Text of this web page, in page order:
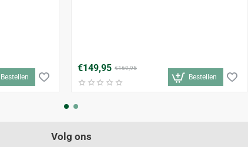
Bestellen
€149,95 €169,95
Bestellen
Volg ons